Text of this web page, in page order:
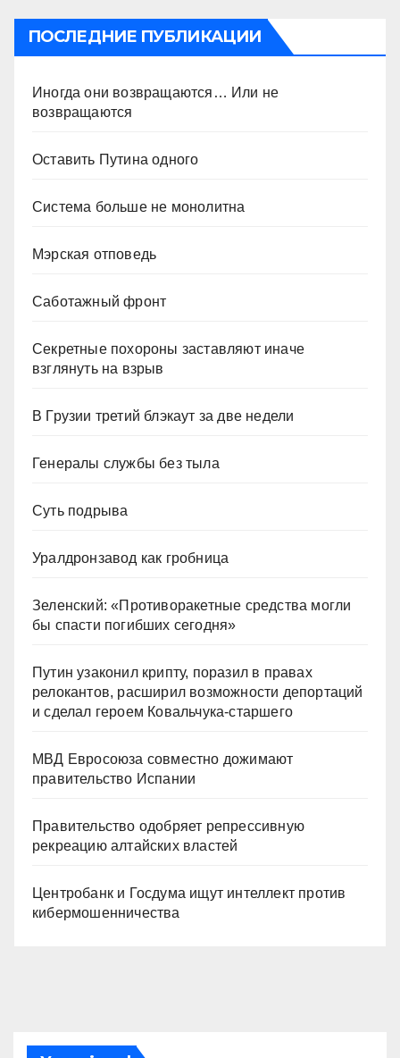
ПОСЛЕДНИЕ ПУБЛИКАЦИИ
Иногда они возвращаются… Или не
возвращаются
Оставить Путина одного
Система больше не монолитна
Мэрская отповедь
Саботажный фронт
Секретные похороны заставляют иначе
взглянуть на взрыв
В Грузии третий блэкаут за две недели
Генералы службы без тыла
Суть подрыва
Уралдронзавод как гробница
Зеленский: «Противоракетные средства могли
бы спасти погибших сегодня»
Путин узаконил крипту, поразил в правах
релокантов, расширил возможности депортаций
и сделал героем Ковальчука-старшего
МВД Евросоюза совместно дожимают
правительство Испании
Правительство одобряет репрессивную
рекреацию алтайских властей
Центробанк и Госдума ищут интеллект против
кибермошенничества